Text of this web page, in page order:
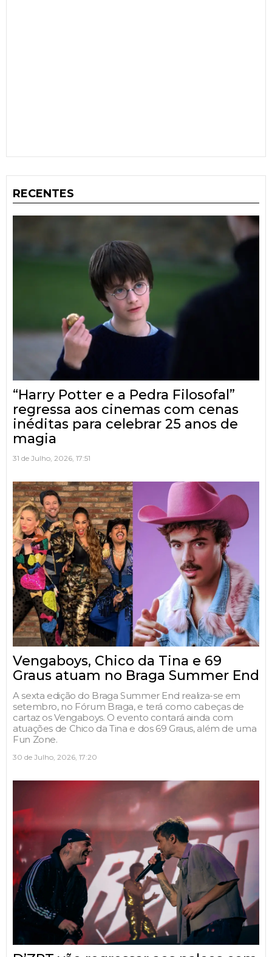
RECENTES
“Harry Potter e a Pedra Filosofal”
regressa aos cinemas com cenas
inéditas para celebrar 25 anos de
magia
31 de Julho, 2026, 17:51
Vengaboys, Chico da Tina e 69
Graus atuam no Braga Summer End
A sexta edição do Braga Summer End realiza-se em
setembro, no Fórum Braga, e terá como cabeças de
cartaz os Vengaboys. O evento contará ainda com
atuações de Chico da Tina e dos 69 Graus, além de uma
Fun Zone.
30 de Julho, 2026, 17:20